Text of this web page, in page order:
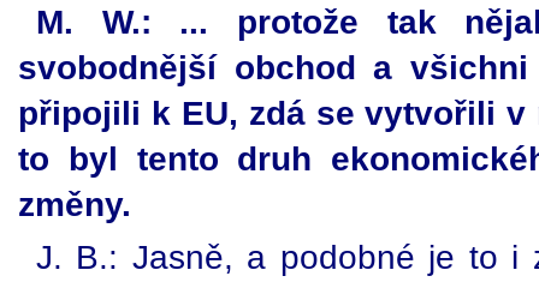
M. W.: ... protože tak
svobodnější obchod a
připojili k EU, zdá se vytvořili
to byl tento druh
změny.
J. B.: Jasně, a podobné je to i